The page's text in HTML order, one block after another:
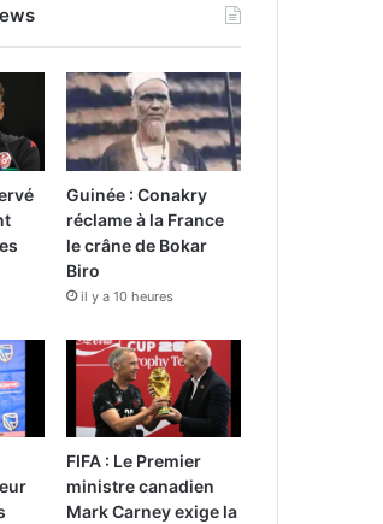
Guinée : Conakry
réclame à la France
le crâne de Bokar
Biro
il y a 10 heures
FIFA : Le Premier
ministre canadien
Mark Carney exige la